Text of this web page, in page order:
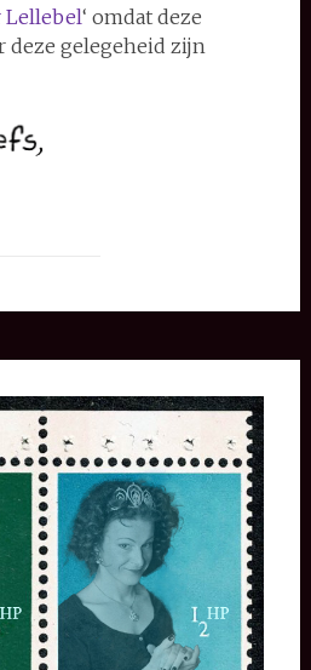
Lellebel‘ omdat deze
deze gelegeheid zijn